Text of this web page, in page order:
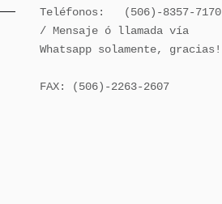
Teléfonos:   (506)-8357-7170
/ Mensaje ó llamada vía
Whatsapp solamente, gracias!
FAX: (506)-2263-2607